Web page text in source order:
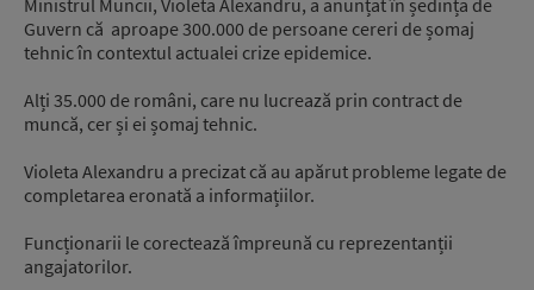
Ministrul Muncii, Violeta Alexandru, a anunțat în ședința de
Guvern că aproape 300.000 de persoane cereri de șomaj
tehnic în contextul actualei crize epidemice.
Alți 35.000 de români, care nu lucrează prin contract de
muncă, cer și ei șomaj tehnic.
Violeta Alexandru a precizat că au apărut probleme legate de
completarea eronată a informațiilor.
Funcționarii le corectează împreună cu reprezentanții
angajatorilor.